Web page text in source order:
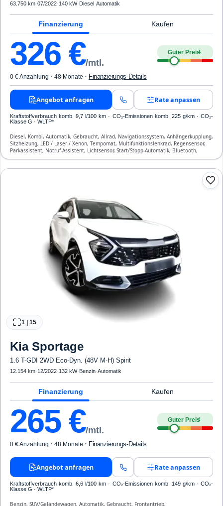
63.750 km·07/2022· 140 kW· Diesel·Automatik
Finanzierung Kaufen
326 €/mtl.
Guter Preis4
0 € Anzahlung · 48 Monate · Finanzierungs-Details
Angebot anfragen Rate anpassen
Kraftstoffverbrauch komb. 9,7 l/100 km · CO₂-Emissionen komb. 225 g/km · CO₂-
Klasse G · WLTP*
Diesel, Kombi, Automatik, Gebraucht, Allrad, Navigationssystem, Anhängerkupplung,
Sitzheizung, LED / Laser / Xenon, Tempomat, Multifunktionslenkrad, Regensensor,
Parkassistent, Notruf-Assistent, Lichtsensor, Start/Stopp-Automatik, Bluetooth,
Freisprecheinrichtung, Verkehrszeichen-Erkennung, ESP, ABS, Klimatisierung, Front-
1 15
Kia Sportage
1.6 T-GDI 2WD Eco-Dyn. (48V M-H) Spirit
12.154 km· 12/2022· 132 kW· Benzin·Automatik
Finanzierung Kaufen
265€/mtl.
Guter Preis4
0 € Anzahlung · 48 Monate · Finanzierungs-Details
Angebot anfragen Rate anpassen
Kraftstoffverbrauch komb. 6,6 l/100 km · CO₂-Emissionen komb. 149 g/km · CO₂-
Klasse G · WLTP*
Benzin, SUV/Geländewagen, Automatik, Gebraucht, Frontantrieb,